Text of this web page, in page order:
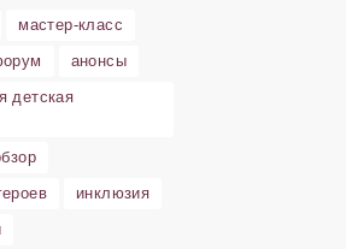
мастер-класс
анонсы
детская
инклюзия